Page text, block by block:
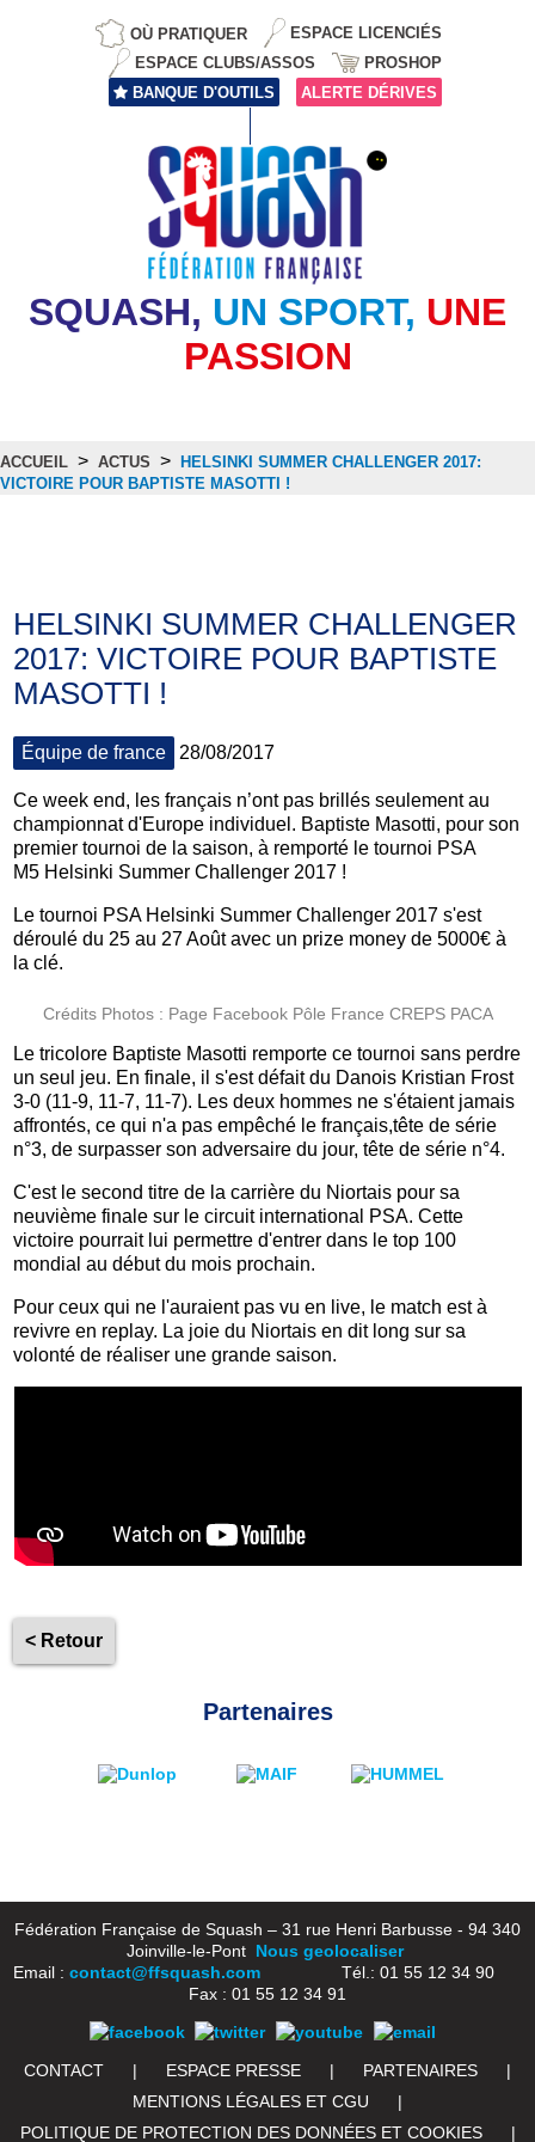
OÙ PRATIQUER
ESPACE LICENCIÉS
ESPACE CLUBS/ASSOS
PROSHOP
BANQUE D'OUTILS
ALERTE DÉRIVES
SQUASH, UN SPORT, UNE
PASSION
ACCUEIL > ACTUS > HELSINKI SUMMER CHALLENGER 2017:
VICTOIRE POUR BAPTISTE MASOTTI !
HELSINKI SUMMER CHALLENGER
2017: VICTOIRE POUR BAPTISTE
MASOTTI !
Équipe de france 28/08/2017
Ce week end, les français n’ont pas brillés seulement au
championnat d'Europe individuel. Baptiste Masotti, pour son
premier tournoi de la saison, à remporté le tournoi PSA
M5 Helsinki Summer Challenger 2017 !
Le tournoi PSA Helsinki Summer Challenger 2017 s'est
déroulé du 25 au 27 Août avec un prize money de 5000€ à
la clé.
Crédits Photos : Page Facebook Pôle France CREPS PACA
Le tricolore Baptiste Masotti remporte ce tournoi sans perdre
un seul jeu. En finale, il s'est défait du Danois Kristian Frost
3-0 (11-9, 11-7, 11-7). Les deux hommes ne s'étaient jamais
affrontés, ce qui n'a pas empêché le français,tête de série
n°3, de surpasser son adversaire du jour, tête de série n°4.
C'est le second titre de la carrière du Niortais pour sa
neuvième finale sur le circuit international PSA. Cette
victoire pourrait lui permettre d'entrer dans le top 100
mondial au début du mois prochain.
Pour ceux qui ne l'auraient pas vu en live, le match est à
revivre en replay. La joie du Niortais en dit long sur sa
volonté de réaliser une grande saison.
< Retour
Partenaires
Fédération Française de Squash – 31 rue Henri Barbusse - 94 340
Joinville-le-Pont Nous geolocaliser
Email : contact@ffsquash.comTél.: 01 55 12 34 90
Fax : 01 55 12 34 91
CONTACT | ESPACE PRESSE | PARTENAIRES
|
MENTIONS LÉGALES ET CGU
|
POLITIQUE DE PROTECTION DES DONNÉES ET COOKIES
|